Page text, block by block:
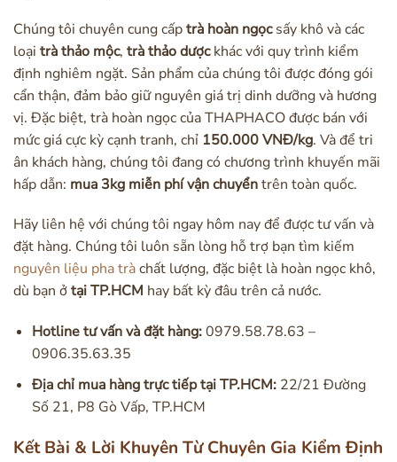
Chúng tôi chuyên cung cấptrà hoàn ngọcsấy khô và các
loại trà thảo mộc, trà thảo dượckhác với quy trình kiểm
định nghiêm ngặt. Sản phẩm của chúng tôi được đóng gói
cẩn thận, đảm bảo giữ nguyên giá trị dinh dưỡng và hương
vị. Đặc biệt, trà hoàn ngọc của THAPHACO được bán với
mức giá cực kỳ cạnh tranh, chỉ 150.000 VNĐ/kg. Và để tri
ân khách hàng, chúng tôi đang có chương trình khuyến mãi
hấp dẫn: mua 3kg miễn phí vận chuyểntrên toàn quốc.
Hãy liên hệ với chúng tôi ngay hôm nay để được tư vấn và
đặt hàng. Chúng tôi luôn sẵn lòng hỗ trợ bạn tìm kiếm
nguyên liệu pha tràchất lượng, đặc biệt là hoàn ngọc khô,
dù bạn ởtại TP.HCM hay bất kỳ đâu trên cả nước.
Hotline tư vấn và đặt hàng:0979.58.78.63 –
0906.35.63.35
Địa chỉ mua hàng trực tiếp tại TP.HCM:22/21 Đường
Số 21, P8 Gò Vấp, TP.HCM
Kết Bài & Lời Khuyên Từ Chuyên Gia Kiểm Định